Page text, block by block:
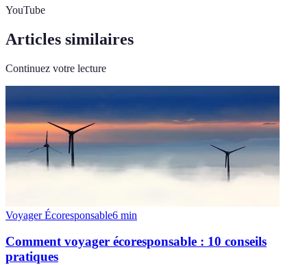
YouTube
Articles similaires
Continuez votre lecture
Voyager Écoresponsable6 min
Comment voyager écoresponsable : 10 conseils
pratiques